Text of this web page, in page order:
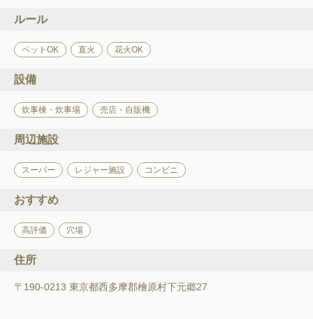
ルール
ペットOK 直火 花火OK
設備
炊事棟・炊事場 売店・自販機
周辺施設
スーパー レジャー施設 コンビニ
おすすめ
高評価 穴場
住所
〒190-0213 東京都西多摩郡檜原村下元郷27